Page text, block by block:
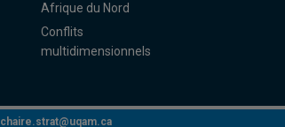
Afrique du Nord
Conflits
multidimensionnels
chaire.strat@uqam.ca